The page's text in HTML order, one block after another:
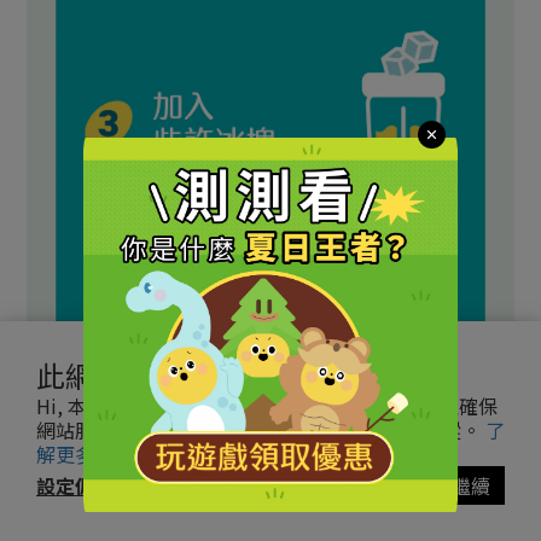
此網站使用 cookies
Hi, 本網站使用必要 cookies 和追蹤型 cookies 以確保
網站服務，後者將在獲得你的同意後才會執行追蹤。 了
解更多
設定偏好
同意並繼續
立即購買